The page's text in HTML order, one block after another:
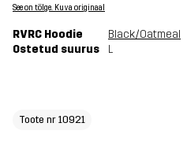
See on tõlge. Kuva originaal
RVRC Hoodie
Black/Oatmeal
Ostetud suurus
L
Toote nr 10921